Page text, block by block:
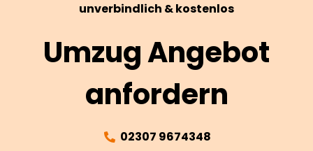
unverbindlich & kostenlos
Umzug Angebot
anfordern
02307 9674348